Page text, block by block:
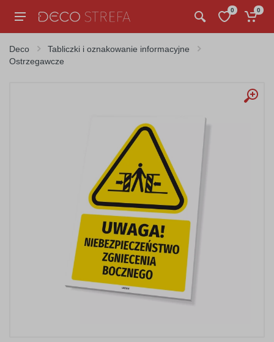
0 0
Deco
Tabliczki i oznakowanie informacyjne
Ostrzegawcze